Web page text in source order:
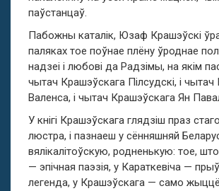
паўстанцаў.
Пабожны каталік, Юзаф Крашэўскі
паляках тое поўнае плёну ўроднае
надзеі і любові да Радзімы, на якім
чытач Крашэўскага Пілсудскі, і
Валенса, і чытач Крашэўскага Ян Павал
У кнігі Крашэўскага глядзіш праз
люстра, і пазнаеш у сённяшняй
вялікалітоўскую, родненькую: тое,
— эпічная паэзія, у Караткевіча —
легенда, у Крашэўскага — само